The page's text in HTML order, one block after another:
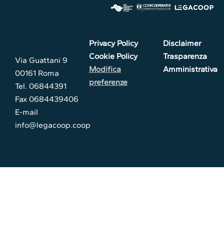
Via Guattani 9
00161 Roma
Tel. 06844391
Fax 0684439406
E-mail
info@legacoop.coop
Privacy Policy
Cookie Policy
Modifica
preferenze
Disclaimer
Trasparenza
Amministrativa